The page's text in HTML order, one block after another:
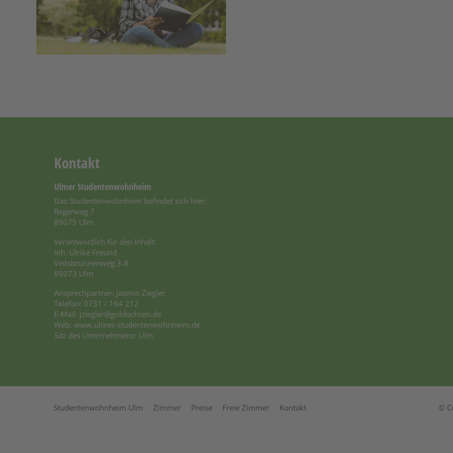
Kontakt
Ulmer Studentenwohnheim
Das Studentenwohnheim befindet sich hier:
Regerweg 7
89075 Ulm
Verantwortlich für den Inhalt:
Inh. Ulrike Freund
Veitsbrunnenweg 3-8
89073 Ulm
Ansprechpartner: Jasmin Ziegler
Telefon: 0731 / 164 212
E-Mail: jziegler@goldochsen.de
Web: www.ulmer-studentenwohnheim.de
Sitz des Unternehmens: Ulm
Studentenwohnheim Ulm Zimmer Preise Freie Zimmer Kontakt ©